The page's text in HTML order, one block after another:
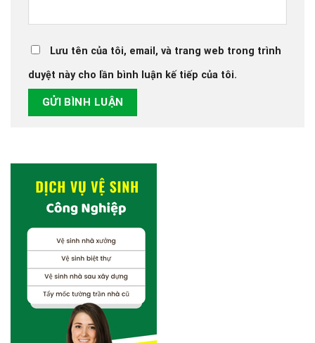
Lưu tên của tôi, email, và trang web trong trình
duyệt này cho lần bình luận kế tiếp của tôi.